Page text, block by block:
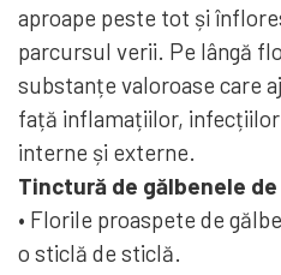
aproape peste tot și
parcursul verii. Pe lângă
substanțe valoroase care
față inflamațiilor,
interne și externe.
Tinctură de gălbenele
• Florile proaspete de
o sticlă de sticlă.